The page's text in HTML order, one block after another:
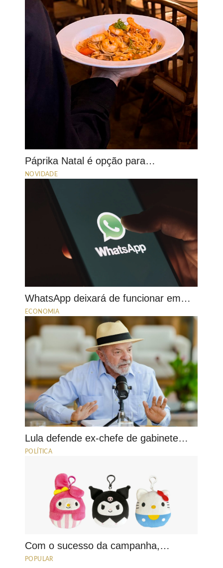
Páprika Natal é opção para…
NOVIDADE
WhatsApp deixará de funcionar em…
ECONOMIA
Lula defende ex-chefe de gabinete…
POLÍTICA
Com o sucesso da campanha,…
POPULAR